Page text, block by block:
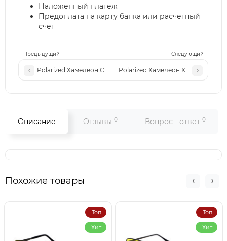
Предыдущий Следующий
Polarized Хамелеон Cel XP032 с2 золото-коричневые
Polarized Хамелеон XP8211 с5
Наложенный платеж
Предоплата на карту банка или расчетный
счет
Описание Отзывы 0 Вопрос - ответ 0
Похожие товары
Топ
Хит
Топ
Хит